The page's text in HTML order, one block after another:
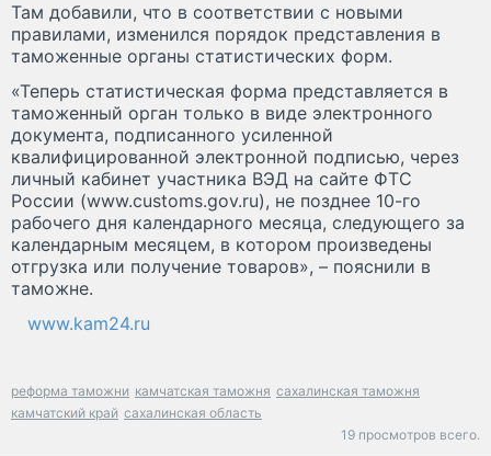
Там добавили, что в соответствии с новыми
правилами, изменился порядок представления в
таможенные органы статистических форм.
«Теперь статистическая форма представляется в
таможенный орган только в виде электронного
документа, подписанного усиленной
квалифицированной электронной подписью, через
личный кабинет участника ВЭД на сайте ФТС
России (www.customs.gov.ru), не позднее 10-го
рабочего дня календарного месяца, следующего за
календарным месяцем, в котором произведены
отгрузка или получение товаров», – пояснили в
таможне.
www.kam24.ru
реформа таможни камчатская таможня сахалинская таможня
камчатский край сахалинская область
19 просмотров всего.